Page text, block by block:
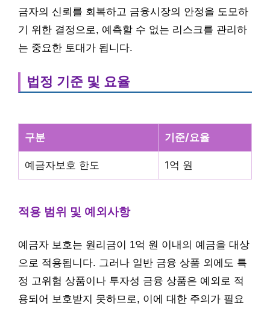
금자의 신뢰를 회복하고 금융시장의 안정을 도모하
기 위한 결정으로, 예측할 수 없는 리스크를 관리하
는 중요한 토대가 됩니다.
법정 기준 및 요율
구분 기준/요율
예금자보호 한도 1억 원
적용 범위 및 예외사항
예금자 보호는 원리금이 1억 원 이내의 예금을 대상
으로 적용됩니다. 그러나 일반 금융 상품 외에도 특
정 고위험 상품이나 투자성 금융 상품은 예외로 적
용되어 보호받지 못하므로, 이에 대한 주의가 필요